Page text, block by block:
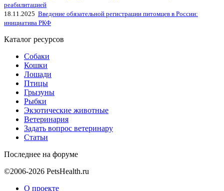
реабилитацией
18.11.2025 Введение обязательной регистрации питомцев в России:
инициатива РКФ
Каталог ресурсов
Собаки
Кошки
Лошади
Птицы
Грызуны
Рыбки
Экзотические животные
Ветеринария
Задать вопрос ветеринару
Статьи
Последнее на форуме
©2006-2026 PetsHealth.ru
О проекте